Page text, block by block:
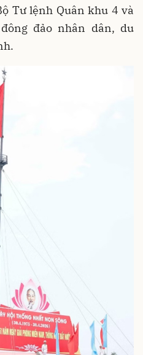
Tư lệnh Quân khu 4 và
đảo nhân dân, du